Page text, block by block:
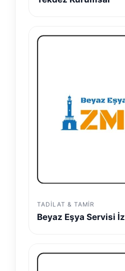
TADILAT & TAMIR
Beyaz Eşya Servisi